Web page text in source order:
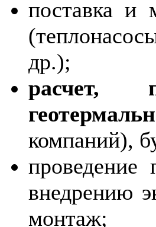
поставка и
др.);
расчет,
компаний),
внедрению
монтаж;